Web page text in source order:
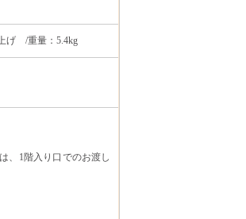
げ /重量：5.4kg
、1階入り口でのお渡し